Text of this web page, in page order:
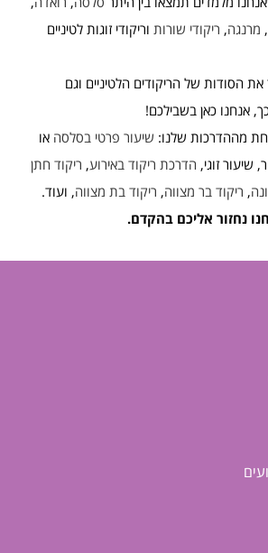
, מרנגה, ריקודי שורות וריקודי זוגות לטיניים
הסודות של הריקודים הלטיניים וגם
אנחנו כאן בשבילכם!
מההדרכות שלנו: שיעור פרטי בסלסה או
שיעור זוגי, הדרכת ריקוד באירוע, ריקוד חתן
, ריקוד בר מצווה, ריקוד בת מצווה, ועוד.
נחזור אליכם בהקדם.